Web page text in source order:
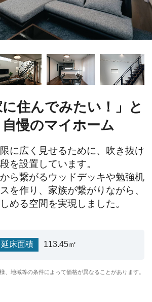
に住んでみたい！」と
慢のマイホーム
に広く見せるために、吹き抜け
を設置しています。
ら繋がるウッドデッキや勉強机
を作り、家族が繋がりながら、
める空間を実現しました。
延床面積 113.45㎡
、地域等の条件によって価格が異なることがあります。